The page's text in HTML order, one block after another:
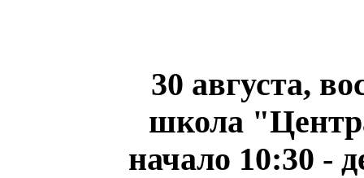
30 августа,
школа
начало 10:30 -